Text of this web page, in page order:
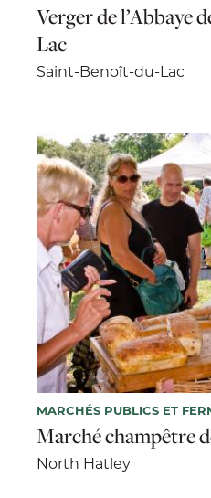
Verger de l’Abbaye
Lac
Saint-Benoît-du-Lac
MARCHÉS PUBLICS ET
Marché champêtre
North Hatley